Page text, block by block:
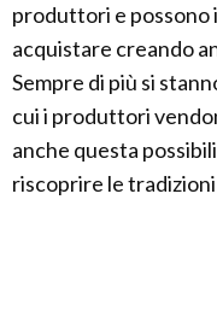
produttori e possono
acquistare creando
Sempre di più si
cui i produttori
anche questa
riscoprire le